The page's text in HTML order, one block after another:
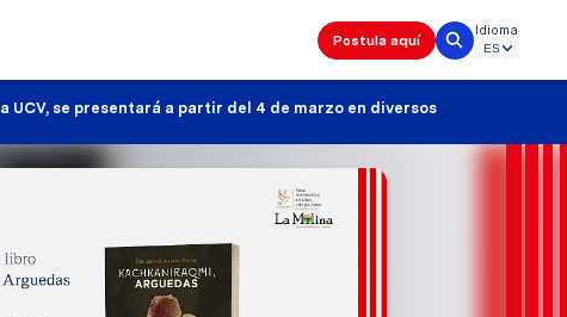
Postula aquí
Idioma
se presentará a partir del 4 de marzo en diversos